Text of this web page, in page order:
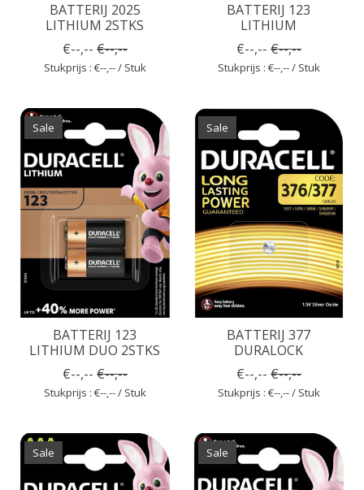
BATTERIJ 2025
LITHIUM 2STKS
€--,-- €--,--
Stukprijs : €--,-- / Stuk
BATTERIJ 123
LITHIUM
€--,-- €--,--
Stukprijs : €--,-- / Stuk
Sale
BATTERIJ 123
LITHIUM DUO 2STKS
€--,-- €--,--
Stukprijs : €--,-- / Stuk
Sale
BATTERIJ 377
DURALOCK
€--,-- €--,--
Stukprijs : €--,-- / Stuk
Sale Sale